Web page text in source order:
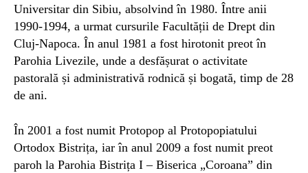
Universitar din Sibiu, absolvind în 1980. Între anii
1990-1994, a urmat cursurile Facultății de Drept din
Cluj-Napoca. În anul 1981 a fost hirotonit preot în
Parohia Livezile, unde a desfășurat o activitate
pastorală și administrativă rodnică și bogată, timp de 28
de ani.
În 2001 a fost numit Protopop al Protopopiatului
Ortodox Bistrița, iar în anul 2009 a fost numit preot
paroh la Parohia Bistrița I – Biserica „Coroana” din